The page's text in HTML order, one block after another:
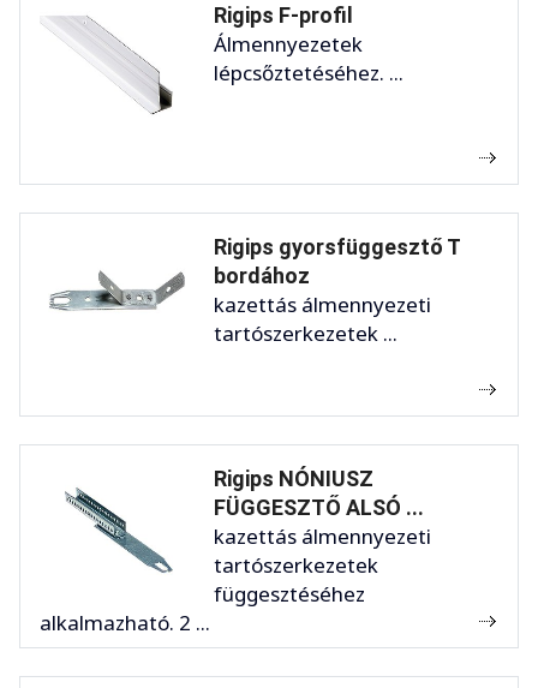
Rigips F-profil
Álmennyezetek
lépcsőztetéséhez. ...
Rigips gyorsfüggesztő T
bordához
kazettás álmennyezeti
tartószerkezetek ...
Rigips NÓNIUSZ
FÜGGESZTŐ ALSÓ ...
kazettás álmennyezeti
tartószerkezetek
függesztéséhez
alkalmazható. 2 ...